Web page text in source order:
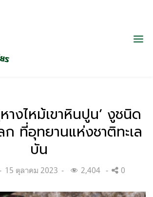
างไหม้เขาหินปูน’ งูชนิด
ก ที่อุทยานแห่งชาติทะเล
บัน
Posted
15 ตุลาคม 2023 2,404 0